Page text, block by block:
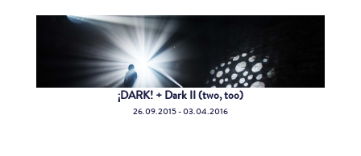
¡DARK! + Dark II (two, too)
26.09.2015 - 03.04.2016